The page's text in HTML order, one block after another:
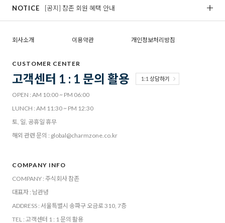
NOTICE [공지] 참존 회원 혜택 안내
회사소개 이용약관 개인정보처리방침
CUSTOMER CENTER
고객센터 1 : 1 문의 활용 1:1 상담하기
OPEN : AM 10:00 ~ PM 06:00
LUNCH : AM 11:30 ~ PM 12:30
토, 일, 공휴일 휴무
해외 관련 문의 : global@charmzone.co.kr
COMPANY INFO
COMPANY : 주식회사 참존
대표자 : 남관녕
ADDRESS : 서울특별시 송파구 오금로 310, 7층
TEL : 고객센터 1 : 1 문의 활용